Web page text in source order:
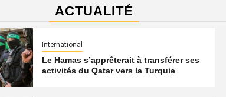
ACTUALITÉ
International
Le Hamas s’apprêterait à transférer ses
activités du Qatar vers la Turquie